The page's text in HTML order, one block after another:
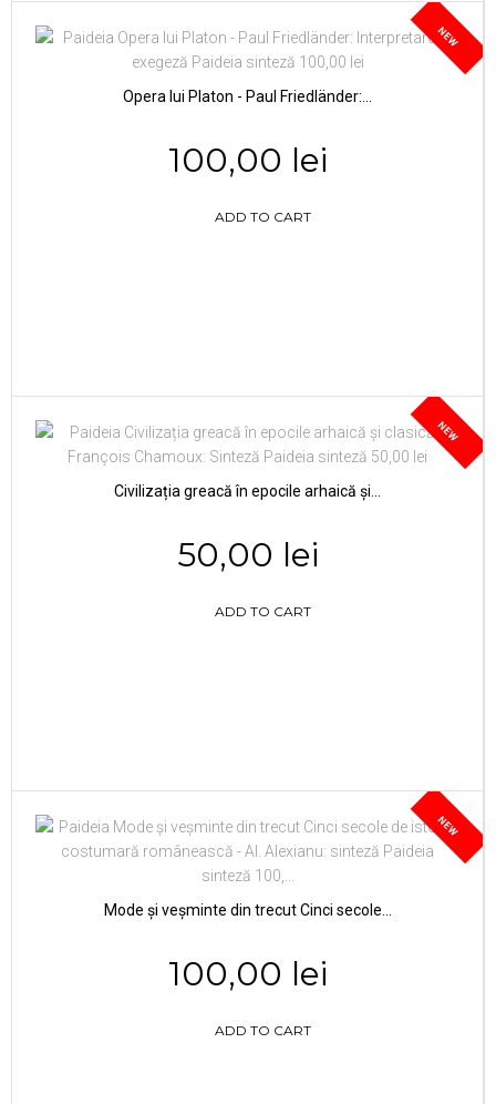
NEW
Opera lui Platon - Paul Friedländer:...
100,00 lei
ADD TO CART
NEW
Civilizația greacă în epocile arhaică și...
50,00 lei
ADD TO CART
NEW
Mode și veșminte din trecut Cinci secole...
100,00 lei
ADD TO CART